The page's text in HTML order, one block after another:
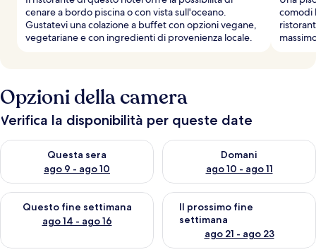
cenare a bordo piscina o con vista sull'oceano.
Gustatevi una colazione a buffet con opzioni vegane,
vegetariane e con ingredienti di provenienza locale.
comodi
Opzioni della camera
Verifica la disponibilità per queste date
Questa sera
ago 9 - ago 10
Verifica la disponibilità per questa sera, ago 9 - ago 10
Domani
ago 10 - ago 11
Verifica la disponibilità per
Questo fine settimana
ago 14 - ago 16
Verifica la disponibilità per questo fine settimana, ago 14 -
Il prossimo fine
settimana
ago 21 - ago 23
Verifica la disponibilità per il